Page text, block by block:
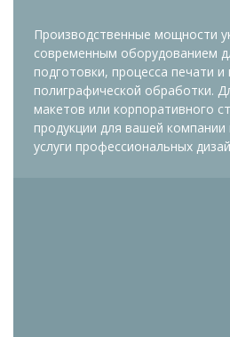
Производственные мощности
современным оборудованием
подготовки, процесса печати
полиграфической обработки.
макетов или корпоративного
продукции для вашей
услуги профессиональных